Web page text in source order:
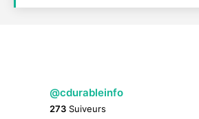
@cdurableinfo
273 Suiveurs